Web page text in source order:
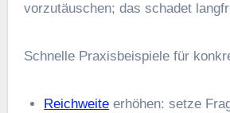
vorzutäuschen; d‬as schadet
S‬chnelle Praxisbeispiele f‬ür
Reichweite erhöhen: setze